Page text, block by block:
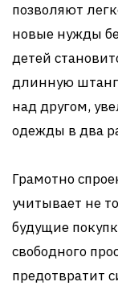
позволяют
новые нужды
детей
длинную
над другом,
одежды в два
Грамотно
учитывает не
будущие
свободного
предотвратит